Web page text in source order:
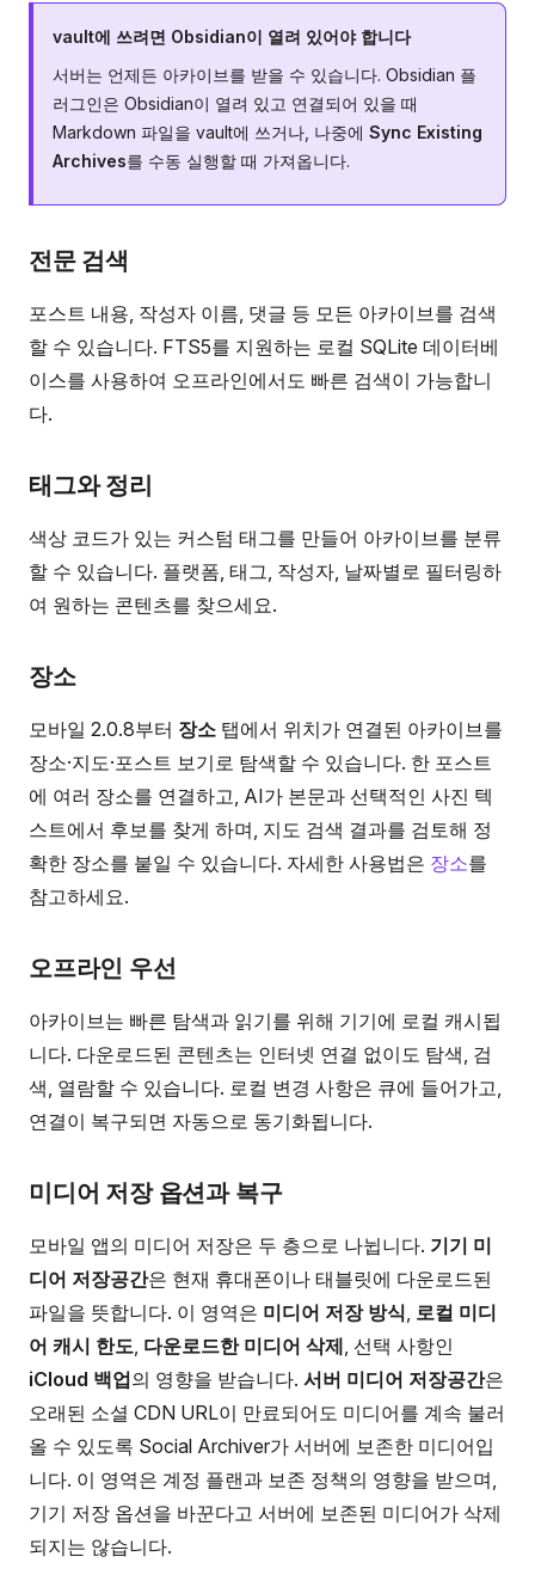
vault에 쓰려면 Obsidian이 열려 있어야 합니다
서버는 언제든 아카이브를 받을 수 있습니다. Obsidian 플
러그인은 Obsidian이 열려 있고 연결되어 있을 때
Markdown 파일을 vault에 쓰거나, 나중에 Sync Existing
Archives를 수동 실행할 때 가져옵니다.
전문 검색
포스트 내용, 작성자 이름, 댓글 등 모든 아카이브를 검색
할 수 있습니다. FTS5를 지원하는 로컬 SQLite 데이터베
이스를 사용하여 오프라인에서도 빠른 검색이 가능합니
다.
태그와 정리
색상 코드가 있는 커스텀 태그를 만들어 아카이브를 분류
할 수 있습니다. 플랫폼, 태그, 작성자, 날짜별로 필터링하
여 원하는 콘텐츠를 찾으세요.
장소
모바일 2.0.8부터 장소 탭에서 위치가 연결된 아카이브를
장소·지도·포스트 보기로 탐색할 수 있습니다. 한 포스트
에 여러 장소를 연결하고, AI가 본문과 선택적인 사진 텍
스트에서 후보를 찾게 하며, 지도 검색 결과를 검토해 정
확한 장소를 붙일 수 있습니다. 자세한 사용법은 장소를
참고하세요.
오프라인 우선
아카이브는 빠른 탐색과 읽기를 위해 기기에 로컬 캐시됩
니다. 다운로드된 콘텐츠는 인터넷 연결 없이도 탐색, 검
색, 열람할 수 있습니다. 로컬 변경 사항은 큐에 들어가고,
연결이 복구되면 자동으로 동기화됩니다.
미디어 저장 옵션과 복구
모바일 앱의 미디어 저장은 두 층으로 나뉩니다. 기기 미
디어 저장공간은 현재 휴대폰이나 태블릿에 다운로드된
파일을 뜻합니다. 이 영역은 미디어 저장 방식, 로컬 미디
어 캐시 한도, 다운로드한 미디어 삭제, 선택 사항인
iCloud 백업의 영향을 받습니다. 서버 미디어 저장공간은
오래된 소셜 CDN URL이 만료되어도 미디어를 계속 불러
올 수 있도록 Social Archiver가 서버에 보존한 미디어입
니다. 이 영역은 계정 플랜과 보존 정책의 영향을 받으며,
기기 저장 옵션을 바꾼다고 서버에 보존된 미디어가 삭제
되지는 않습니다.